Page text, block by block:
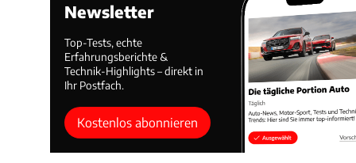
Newsletter
Top-Tests, echte
Erfahrungsberichte &
Technik-Highlights – direkt in
Ihr Postfach.
Kostenlos abonnieren